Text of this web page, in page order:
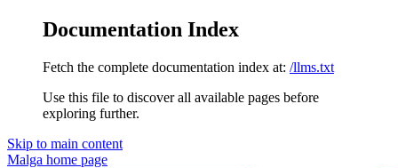
Documentation Index
Fetch the complete documentation index at: /llms.txt
Use this file to discover all available pages before
exploring further.
Skip to main content
Malga home page